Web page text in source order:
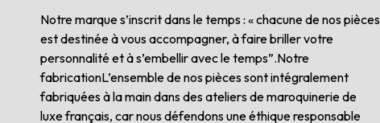
Notre marque s’inscrit dans le temps : « chacune de nos pièces
est destinée à vous accompagner, à faire briller votre
personnalité et à s’embellir avec le temps”.Notre
fabricationL’ensemble de nos pièces sont intégralement
fabriquées à la main dans des ateliers de maroquinerie de
luxe français, car nous défendons une éthique responsable